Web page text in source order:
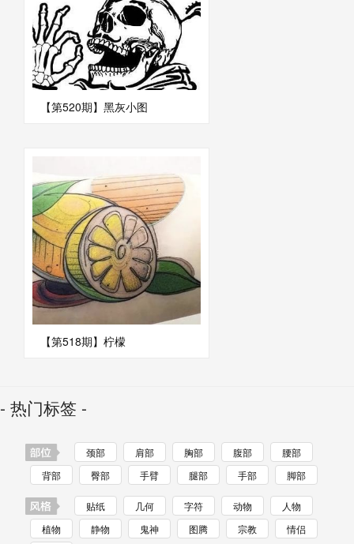
【第520期】黑灰小图
【第518期】柠檬
- 热门标签 -
颈部 肩部 胸部 腹部
腰部
背部
臀部 手臂 腿部 手部 脚部
贴纸 几何 字符 动物
人物
植物
静物 鬼神 图腾 宗教
情侣